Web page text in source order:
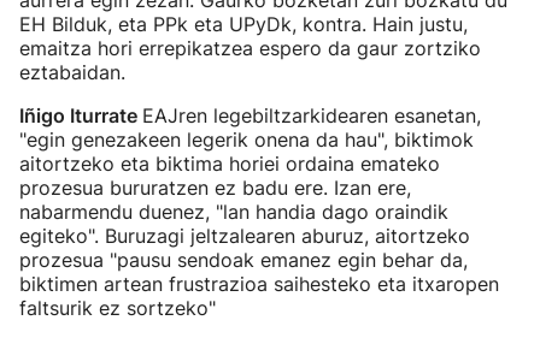
EH Bilduk, eta PPk eta UPyDk, kontra. Hain justu,
emaitza hori errepikatzea espero da gaur zortziko
eztabaidan.
Iñigo Iturrate EAJren legebiltzarkidearen esanetan,
"egin genezakeen legerik onena da hau", biktimok
aitortzeko eta biktima horiei ordaina emateko
prozesua bururatzen ez badu ere. Izan ere,
nabarmendu duenez, "lan handia dago oraindik
egiteko". Buruzagi jeltzalearen aburuz, aitortzeko
prozesua "pausu sendoak emanez egin behar da,
biktimen artean frustrazioa saihesteko eta itxaropen
faltsurik ez sortzeko"